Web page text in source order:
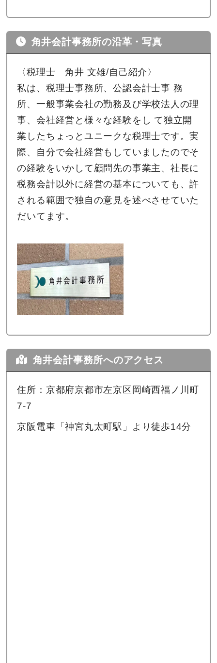
角井会計事務所の沿革・写真
〈税理士 角井 文雄/自己紹介〉
私は、税理士事務所、公認会計士事 務
所、一般事業会社の勤務及び学校法人の理
事、会社経営と様々な経験をし て独立開
業したちょっとユニークな税理士です。実
際、自分で会社経営もしていましたのでそ
の経験をいかして顧問先の事業主、社長に
税務会計以外に経営の基本についても、許
される範囲で独自の意見を述べさせていた
だいてます。
角井会計事務所へのアクセス
住所：京都府京都市左京区岡崎西福ノ川町
7-7
京阪電車「神宮丸太町駅」より徒歩14分